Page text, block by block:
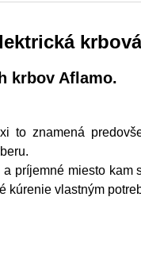
krbov Aflamo.
znamená
príjemné miesto
kúrenie vlastným